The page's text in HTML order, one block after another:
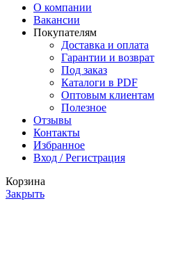
О компании
Вакансии
Покупателям
Доставка и оплата
Гарантии и возврат
Под заказ
Каталоги в PDF
Оптовым клиентам
Полезное
Отзывы
Контакты
Избранное
Вход / Регистрация
Корзина
Закрыть